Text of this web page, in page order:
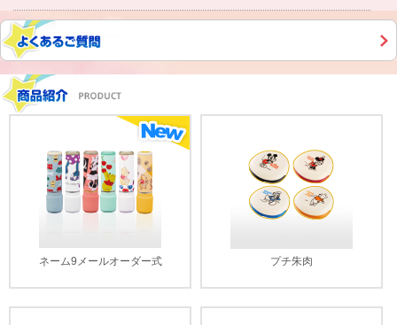
ネーム9メールオーダー式 プチ朱肉